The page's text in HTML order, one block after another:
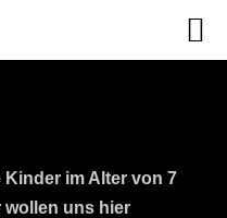
Kinder im Alter von 7
wollen uns hier